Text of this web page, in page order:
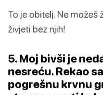
To je obitelj. Ne možeš
živjeti bez njih!
5. Moj bivši je
nesreću. Rekao
pogrešnu krvnu